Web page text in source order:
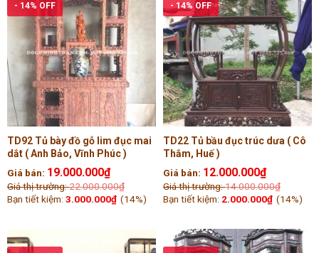
- 14% OFF
TD92 Tủ bày đồ gỗ lim đục mai
dắt ( Anh Bảo, Vĩnh Phúc )
Giá bán: 19.000.000₫
Giá thị trường:22.000.000₫
Bạn tiết kiệm: 3.000.000₫ (14%)
- 14% OFF
TD22 Tủ bầu đục trúc dưa ( Cô
Thắm, Huế )
Giá bán: 12.000.000₫
Giá thị trường:14.000.000₫
Bạn tiết kiệm: 2.000.000₫ (14%)